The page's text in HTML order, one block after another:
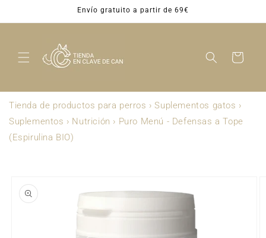
al contenido
Envío gratuito a partir de 69€
Carrito
Tienda de productos para perros › Suplementos gatos ›
Suplementos › Nutrición › Puro Menú - Defensas a Tope
(Espirulina BIO)
a la
información